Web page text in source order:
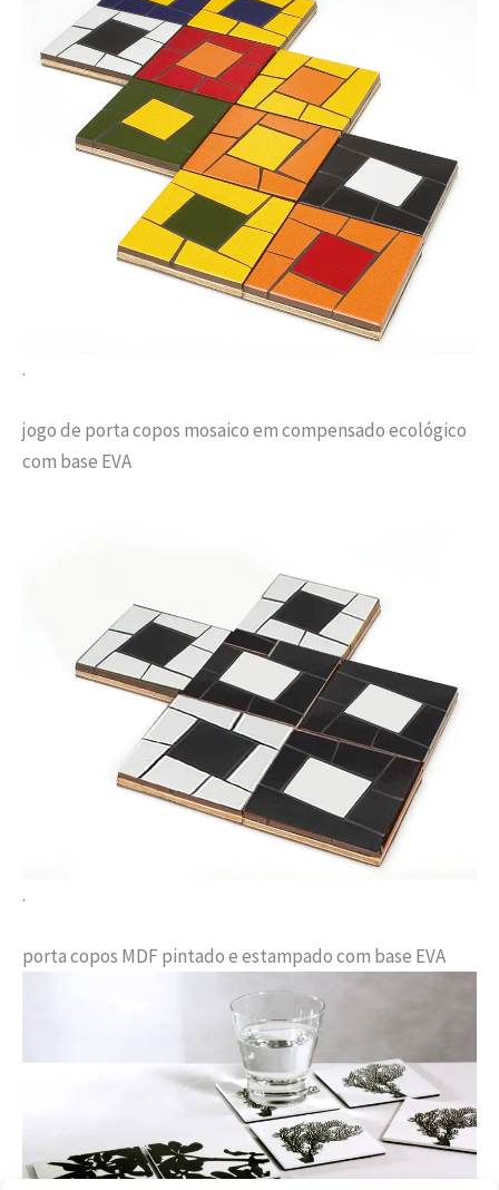
.
jogo de porta copos mosaico em compensado ecológico
com base EVA
.
porta copos MDF pintado e estampado com base EVA